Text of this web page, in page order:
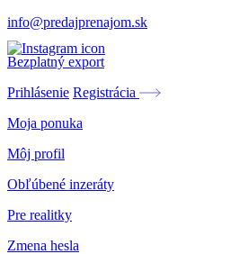
info@predajprenajom.sk
Bezplatný export
Prihlásenie Registrácia
Moja ponuka
Môj profil
Obľúbené inzeráty
Pre realitky
Zmena hesla